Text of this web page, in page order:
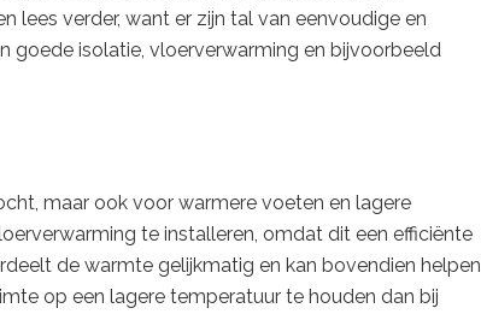
lees verder, want er zijn tal van eenvoudige en
goede isolatie, vloerverwarming en bijvoorbeeld
maar ook voor warmere voeten en lagere
te installeren, omdat dit een efficiënte
de warmte gelijkmatig en kan bovendien helpen
op een lagere temperatuur te houden dan bij